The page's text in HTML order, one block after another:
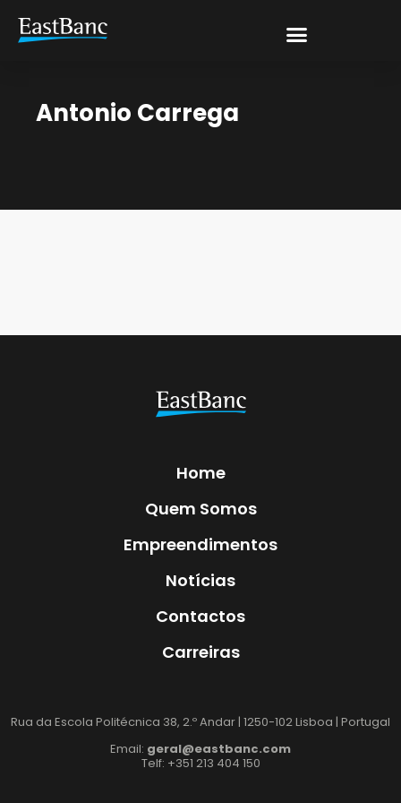
Antonio Carrega
Home
Quem Somos
Empreendimentos
Notícias
Contactos
Carreiras
Rua da Escola Politécnica 38, 2.º Andar | 1250-102 Lisboa | Portugal
Email: geral@eastbanc.com
Telf: +351 213 404 150